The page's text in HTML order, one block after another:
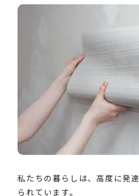
私たちの暮らしは、高度に発
られています。